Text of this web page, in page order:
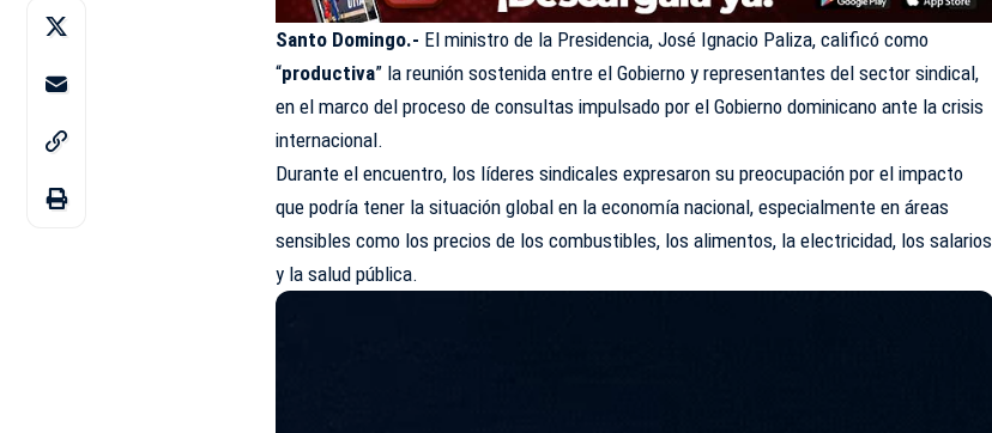
Santo Domingo.- El ministro de la Presidencia, José Ignacio Paliza, calificó como
“productiva” la reunión sostenida entre el Gobierno y representantes del sector sindical,
en el marco del proceso de consultas impulsado por el Gobierno dominicano ante la crisis
internacional.
Durante el encuentro, los líderes sindicales expresaron su preocupación por el impacto
que podría tener la situación global en la economía nacional, especialmente en áreas
sensibles como los precios de los combustibles, los alimentos, la electricidad, los salarios
y la salud pública.